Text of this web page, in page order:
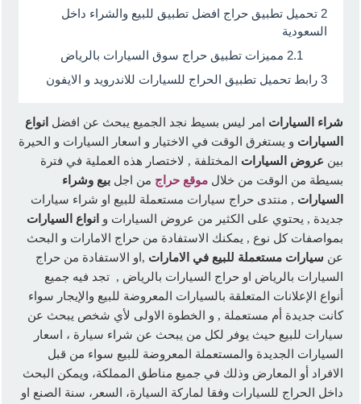
2 تحميل تطبيق حراج افضل تطبيق للبيع والشراء داخل
السعودية
2.1 مميزات تطبيق حراج سوق السيارات بالرياض
3 رابط تحميل تطبيق الحراج للسيارات للاندرويد و الايفون
شراء السيارات امر ليس بسيط نجد الجميع يبحث عن افضل انواع
السيارات و يستغرق الوقت في الاختيار و اسعار السيارات و الحيرة
بين عروض السيارات المختلفة , لاختصار هذه العملية في فترة
بسيطة من الوقت من خلال موقع حراج من اجل بيع وشراء
السيارات , منتدى حراج سيارات مستعملة للبيع او شراء سيارات
جديدة , يحتوي على الكثير من عروض السيارات و انواع السيارات
بمواصفات كل نوع , يمكنك الاستفادة من حراج الامارات و البحث
عن سيارات مستعملة للبيع في الامارات ,او الاستفادة من حراج
السيارات بالرياض او حراج السيارات بالرياض , تجد فيه جميع
أنواع الإعلانات المتعلقة بالسيارات المعروضة للبيع والإيجار سواء
كانت جديدة أم مستعملة , و الخطوة الاولى لأي شخص يبحث عن
سيارات للبيع حيث يوفر لكل من يبحث عن شراء سيارة ، اسعار
السيارات الجديدة والمستعملة المعروضة للبيع سواء من قبل
الافراد أو المعارض وذلك في جميع مناطق المملكة، ويمكن البحث
داخل الحراج للسيارات وفقا لماركة السيارة، السعر، سنة الصنع او